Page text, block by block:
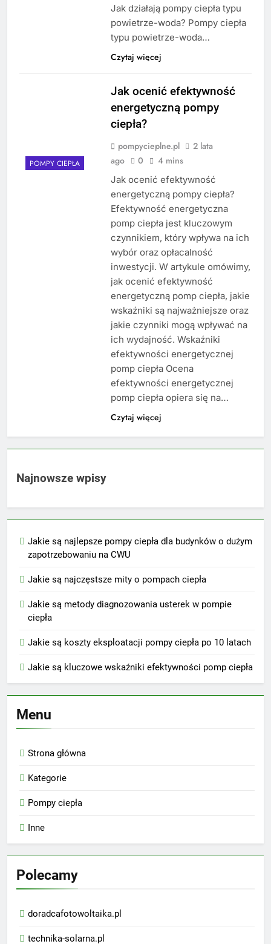
Jak działają pompy ciepła typu
powietrze-woda? Pompy ciepła
typu powietrze-woda…
Czytaj więcej
POMPY CIEPŁA
Jak ocenić efektywność
energetyczną pompy
ciepła?
pompycieplne.pl
2 lata
ago
0 4 mins
Jak ocenić efektywność
energetyczną pompy ciepła?
Efektywność energetyczna
pomp ciepła jest kluczowym
czynnikiem, który wpływa na ich
wybór oraz opłacalność
inwestycji. W artykule omówimy,
jak ocenić efektywność
energetyczną pomp ciepła, jakie
wskaźniki są najważniejsze oraz
jakie czynniki mogą wpływać na
ich wydajność. Wskaźniki
efektywności energetycznej
pomp ciepła Ocena
efektywności energetycznej
pomp ciepła opiera się na…
Czytaj więcej
Najnowsze wpisy
Jakie są najlepsze pompy ciepła dla budynków o dużym
zapotrzebowaniu na CWU
Jakie są najczęstsze mity o pompach ciepła
Jakie są metody diagnozowania usterek w pompie
ciepła
Jakie są koszty eksploatacji pompy ciepła po 10 latach
Jakie są kluczowe wskaźniki efektywności pomp ciepła
Menu
Strona główna
Kategorie
Pompy ciepła
Inne
Polecamy
doradcafotowoltaika.pl
technika-solarna.pl